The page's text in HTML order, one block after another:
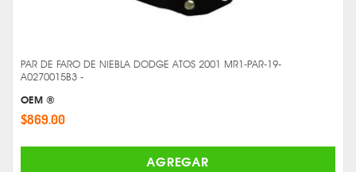
PAR DE FARO DE NIEBLA DODGE ATOS 2001 MR1-PAR-19-
A0270015B3 -
OEM ®
$869.00
AGREGAR